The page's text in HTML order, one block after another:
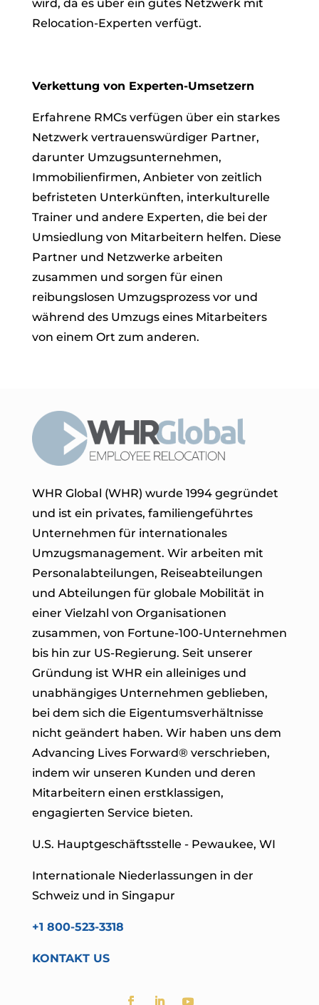
wird, da es über ein gutes Netzwerk mit
Relocation-Experten verfügt.
Verkettung von Experten-Umsetzern
Erfahrene RMCs verfügen über ein starkes
Netzwerk vertrauenswürdiger Partner,
darunter Umzugsunternehmen,
Immobilienfirmen, Anbieter von zeitlich
befristeten Unterkünften, interkulturelle
Trainer und andere Experten, die bei der
Umsiedlung von Mitarbeitern helfen. Diese
Partner und Netzwerke arbeiten
zusammen und sorgen für einen
reibungslosen Umzugsprozess vor und
während des Umzugs eines Mitarbeiters
von einem Ort zum anderen.
WHR Global (WHR) wurde 1994 gegründet
und ist ein privates, familiengeführtes
Unternehmen für internationales
Umzugsmanagement. Wir arbeiten mit
Personalabteilungen, Reiseabteilungen
und Abteilungen für globale Mobilität in
einer Vielzahl von Organisationen
zusammen, von Fortune-100-Unternehmen
bis hin zur US-Regierung. Seit unserer
Gründung ist WHR ein alleiniges und
unabhängiges Unternehmen geblieben,
bei dem sich die Eigentumsverhältnisse
nicht geändert haben. Wir haben uns dem
Advancing Lives Forward® verschrieben,
indem wir unseren Kunden und deren
Mitarbeitern einen erstklassigen,
engagierten Service bieten.
U.S. Hauptgeschäftsstelle - Pewaukee, WI
Internationale Niederlassungen in der
Schweiz und in Singapur
+1 800-523-3318
KONTAKT US